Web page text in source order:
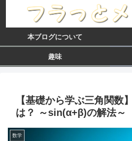
本ブログについて
趣味
【基礎から学ぶ三角関数
は？ ～sin(α+β)の解法～
数学